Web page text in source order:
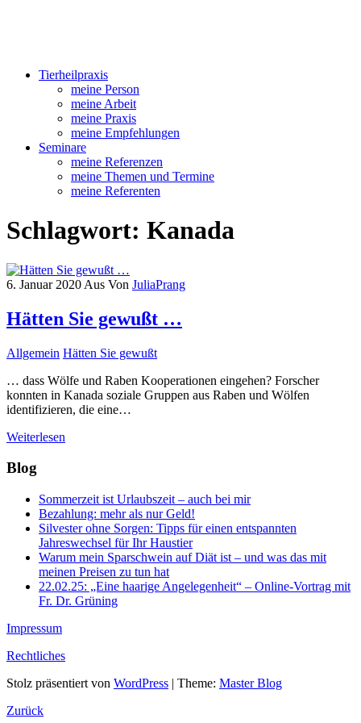
Tierheilpraxis
meine Person
meine Arbeit
meine Praxis
meine Empfehlungen
Seminare
meine Referenzen
meine Themen und Termine
meine Referenten
Schlagwort: Kanada
6. Januar 2020 Aus Von JuliaPrang
Hätten Sie gewußt …
Allgemein Hätten Sie gewußt
… dass Wölfe und Raben Kooperationen eingehen? Forscher
konnten in Kanada soziale Gruppen aus Raben und Wölfen
identifizieren, die eine…
Weiterlesen
Blog
Sommerzeit ist Urlaubszeit – auch bei mir
Bezahlung: mehr als nur Geld!
Silvester ohne Sorgen: Tipps für einen entspannten
Jahreswechsel für Ihr Haustier
Warum mein Sparschwein auf Diät ist – und was das mit
meinen Preisen zu tun hat
22.02.25: „Eine haarige Angelegenheit“ – Online-Vortrag mit
Fr. Dr. Grüning
Impressum
Rechtliches
Stolz präsentiert von WordPress | Theme: Master Blog
Zurück